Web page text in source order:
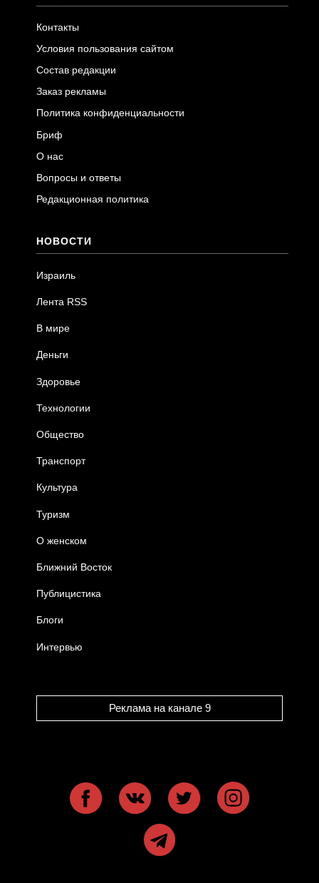
Контакты
Условия пользования сайтом
Состав редакции
Заказ рекламы
Политика конфиденциальности
Бриф
О нас
Вопросы и ответы
Редакционная политика
НОВОСТИ
Израиль
Лента RSS
В мире
Деньги
Здоровье
Технологии
Общество
Транспорт
Культура
Туризм
О женском
Ближний Восток
Публицистика
Блоги
Интервью
Реклама на канале 9